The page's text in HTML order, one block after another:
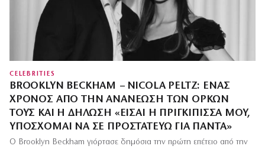
CELEBRITIES
BROOKLYN BECKHAM – NICOLA PELTZ: ΈΝΑΣ
ΧΡΌΝΟΣ ΑΠΌ ΤΗΝ ΑΝΑΝΈΩΣΗ ΤΩΝ ΌΡΚΩΝ
ΤΟΥΣ ΚΑΙ Η ΔΉΛΩΣΗ «ΕΊΣΑΙ Η ΠΡΙΓΚΊΠΙΣΣΆ ΜΟΥ,
ΥΠΌΣΧΟΜΑΙ ΝΑ ΣΕ ΠΡΟΣΤΑΤΕΎΩ ΓΙΑ ΠΆΝΤΑ»
Ο Brooklyn Beckham γιόρτασε δημόσια την πρώτη επέτειο από την